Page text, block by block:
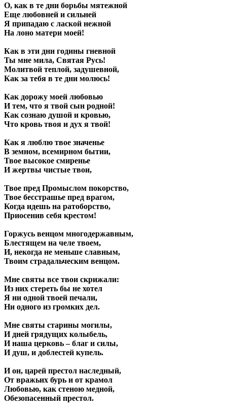
О, как в те дни борьбы мятежной
Еще любовней и сильней
Я припадаю с лаской нежной
На лоно матери моей!
Как в эти дни годины гневной
Ты мне мила, Святая Русь!
Молитвой теплой, задушевной,
Как за тебя в те дни молюсь!
Как дорожу моей любовью
И тем, что я твой сын родной!
Как сознаю душой и кровью,
Что кровь твоя и дух я твой!
Как я люблю твое значенье
В земном, всемирном бытии,
Твое высокое смиренье
И жертвы чистые твои,
Твое пред Промыслом покорство,
Твое бесстрашье пред врагом,
Когда идешь на ратоборство,
Приосенив себя крестом!
Горжусь венцом многодержавным,
Блестящем на челе твоем,
И, некогда не меньше славным,
Твоим страдальческим венцом.
Мне святы все твои скрижали:
Из них стереть бы не хотел
Я ни одной твоей печали,
Ни одного из громких дел.
Мне святы старины могилы,
И дней грядущих колыбель,
И наша церковь – благ и силы,
И душ, и доблестей купель.
И он, царей престол наследный,
От вражьих бурь и от крамол
Любовью, как стеною медной,
Обезопасенный престол.